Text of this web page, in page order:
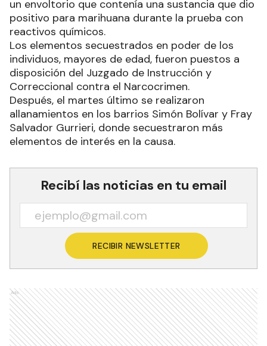
un envoltorio que contenía una sustancia que dio
positivo para marihuana durante la prueba con
reactivos químicos.
Los elementos secuestrados en poder de los
individuos, mayores de edad, fueron puestos a
disposición del Juzgado de Instrucción y
Correccional contra el Narcocrimen.
Después, el martes último se realizaron
allanamientos en los barrios Simón Bolívar y Fray
Salvador Gurrieri, donde secuestraron más
elementos de interés en la causa.
Recibí las noticias en tu email
RECIBIR NEWSLETTER
Ads